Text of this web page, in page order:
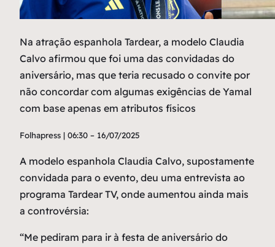
Na atração espanhola Tardear, a modelo Claudia
Calvo afirmou que foi uma das convidadas do
aniversário, mas que teria recusado o convite por
não concordar com algumas exigências de Yamal
com base apenas em atributos físicos
Folhapress | 06:30 – 16/07/2025
A modelo espanhola Claudia Calvo, supostamente
convidada para o evento, deu uma entrevista ao
programa Tardear TV, onde aumentou ainda mais
a controvérsia:
“Me pediram para ir à festa de aniversário do